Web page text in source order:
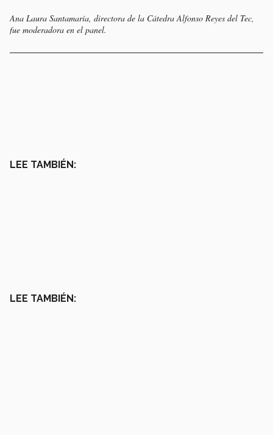
Ana Laura Santamaría, directora de la Cátedra Alfonso Reyes del Tec,
fue moderadora en el panel.
LEE TAMBIÉN:
LEE TAMBIÉN: